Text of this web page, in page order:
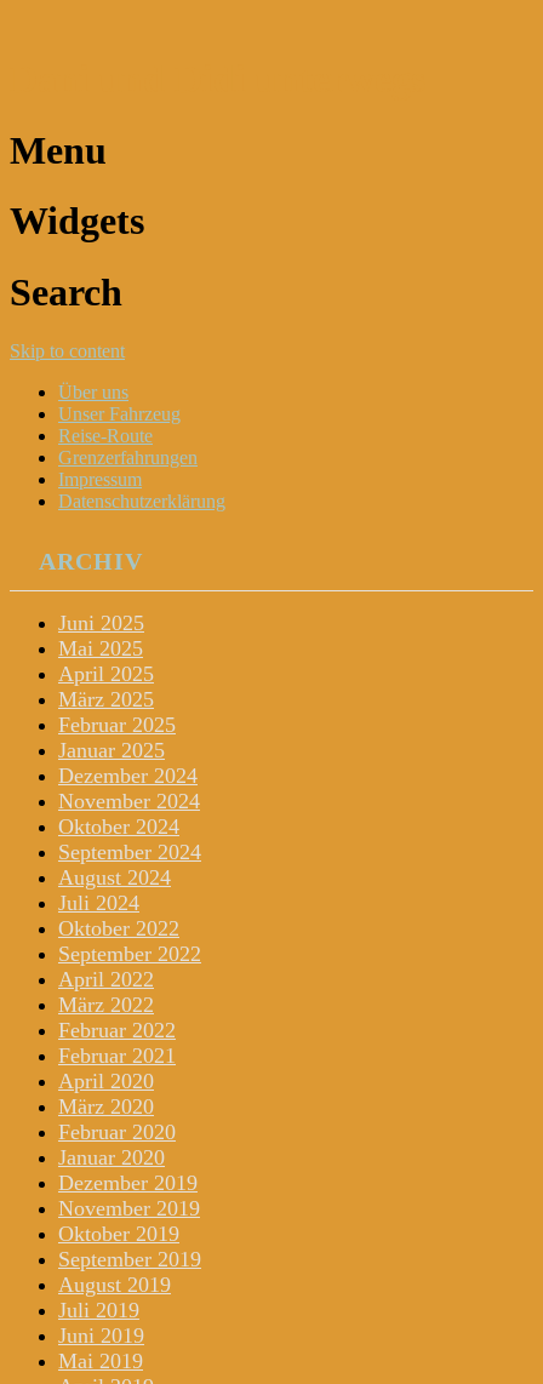
Menu
Widgets
Search
Skip to content
Über uns
Unser Fahrzeug
Reise-Route
Grenzerfahrungen
Impressum
Datenschutzerklärung
ARCHIV
Juni 2025
Mai 2025
April 2025
März 2025
Februar 2025
Januar 2025
Dezember 2024
November 2024
Oktober 2024
September 2024
August 2024
Juli 2024
Oktober 2022
September 2022
April 2022
März 2022
Februar 2022
Februar 2021
April 2020
März 2020
Februar 2020
Januar 2020
Dezember 2019
November 2019
Oktober 2019
September 2019
August 2019
Juli 2019
Juni 2019
Mai 2019